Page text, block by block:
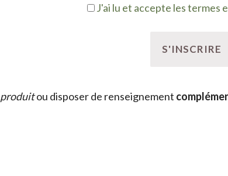
J'ai lu et accepte les termes
produitou disposer de renseignement